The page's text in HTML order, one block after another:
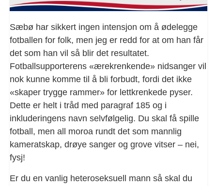
Sæbø har sikkert ingen intensjon om å ødelegge
fotballen for folk, men jeg er redd for at om han får
det som han vil så blir det resultatet.
Fotballsupporterens «ærekrenkende» nidsanger vil
nok kunne komme til å bli forbudt, fordi det ikke
«skaper trygge rammer» for lettkrenkede pyser.
Dette er helt i tråd med paragraf 185 og i
inkluderingens navn selvfølgelig. Du skal få spille
fotball, men all moroa rundt det som mannlig
kameratskap, drøye sanger og grove vitser – nei,
fysj!
Er du en vanlig heteroseksuell mann så skal du